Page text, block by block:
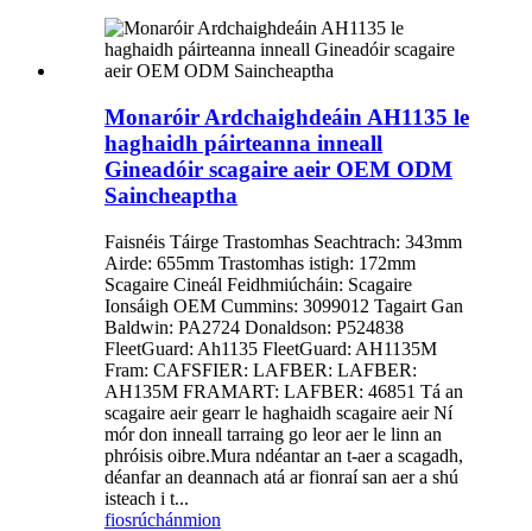
Monaróir Ardchaighdeáin AH1135 le
haghaidh páirteanna inneall
Gineadóir scagaire aeir OEM ODM
Saincheaptha
Faisnéis Táirge Trastomhas Seachtrach: 343mm
Airde: 655mm Trastomhas istigh: 172mm
Scagaire Cineál Feidhmiúcháin: Scagaire
Ionsáigh OEM Cummins: 3099012 Tagairt Gan
Baldwin: PA2724 Donaldson: P524838
FleetGuard: Ah1135 FleetGuard: AH1135M
Fram: CAFSFIER: LAFBER: LAFBER:
AH135M FRAMART: LAFBER: 46851 Tá an
scagaire aeir gearr le haghaidh scagaire aeir Ní
mór don inneall tarraing go leor aer le linn an
phróisis oibre.Mura ndéantar an t-aer a scagadh,
déanfar an deannach atá ar fionraí san aer a shú
isteach i t...
fiosrúchánmion